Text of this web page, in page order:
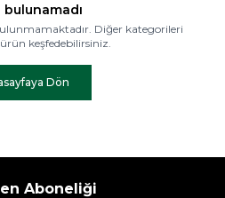
bulunamadı
Diğer kategorileri
keşfedebilirsiniz.
Dön
Aboneliği